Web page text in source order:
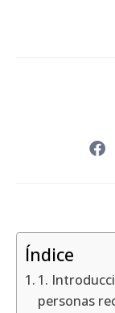
Índice
1.
personas